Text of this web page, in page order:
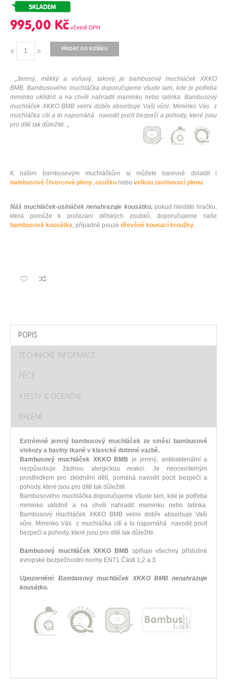
995,00 Kč
PŘIDAT DO KOŠÍKU
„Jemný, měkký a voňavý, takový je bambusový muchláček XKKO
BMB. Bambusového muchláčka doporučujeme všude tam, kde je potřeba
miminko uklidnit a na chvíli nahradit maminku nebo tatínka. Bambusový
muchláček XKKO BMB velmi dobře absorbuje Vaši vůni. Miminko Vás z
muchláčka cítí a to napomáhá navodit pocit bezpečí a pohody, které jsou
pro dítě tak důležité. „
K našim bambusovým muchláčkům si můžete barevně doladit i
bambusové čtvercové pleny, osušku nebo velkou zavinovací plenu.
Náš muchláček-usínáček nenahrazuje kousátko,pokud hledáte hračku,
která pomůže k prořezání dětských zoubků, doporučujeme naše
bambusová kousátka, případně pouze dřevěné kousací kroužky.
POPIS
TECHNICKÉ INFORMACE
PÉČE
ATESTY & OCENĚNÍ
BALENÍ
Extrémně jemný bambusový muchláček ze směsi bambusové
viskozy a bavlny tkané v klasické dutinné vazbě.
Bambusový muchláček XKKO BMB je jemný, antibakteriální a
nezpůsobuje žádnou alergickou reakci. Je neocenitelným
prostředkem pro zklidnění dětí, pomáhá navodit pocit bezpečí a
pohody, které jsou pro dítě tak důležité.
Bambusového muchláčka doporučujeme všude tam, kde je potřeba
miminko uklidnit a na chvíli nahradit maminku nebo tatínka.
Bambusový muchláček XKKO BMB velmi dobře absorbuje Vaši
vůni. Miminko Vás z muchláčka cítí a to napomáhá navodit pocit
bezpečí a pohody, které jsou pro dítě tak důležité.
Bambusový muchláček XKKO BMB splňuje všechny příslušné
evropské bezpečnostní normy EN71 Části 1,2 a 3.
Upozornění: Bambusový muchláček XKKO BMB nenahrazuje
kousátko.